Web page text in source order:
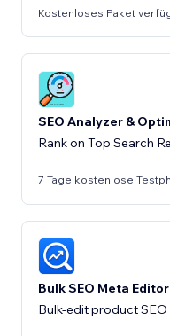
Kostenloses Paket
SEO Analyzer &
Rank on Top Search
7 Tage kostenlose
Bulk SEO Meta Editor
Bulk-edit product